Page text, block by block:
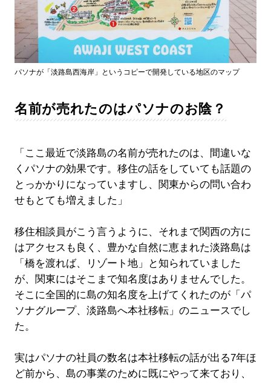
パソナが「淡路島西海岸」というコピーで開発している地区のマップ
名前が売れたのはパソナのお陰？
「ここ最近で淡路島の名前が売れたのは、間違いな
くパソナの効果です。移住の話をしていても話題の
とっかかりになっていますし、関東からの問い合わ
せもとても増えました」
移住相談員がこう言うように、それまで関西の方に
はアクセスも良く、豊かな自然に恵まれた淡路島は
「橋を渡れば、リゾート地」と知られていました
が、関東にはそこまで知名度はありませんでした。
そこに全国的に島の知名度を上げてくれたのが「パ
ソナグループ、淡路島へ本社移転」のニュースでし
た。
実はパソナの社員の数名は本社移転の話が出る7年ほ
ど前から、島の事業のために既にやって来ており、